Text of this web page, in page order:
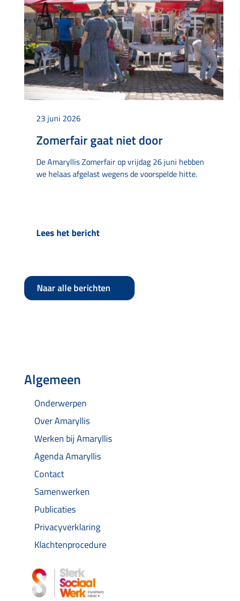
23 juni 2026
Zomerfair gaat niet door
De Amaryllis Zomerfair op vrijdag 26 juni hebben
we helaas afgelast wegens de voorspelde hitte.
Lees het bericht
Naar alle berichten
Algemeen
Onderwerpen
Over Amaryllis
Werken bij Amaryllis
Agenda Amaryllis
Contact
Samenwerken
Publicaties
Privacyverklaring
Klachtenprocedure